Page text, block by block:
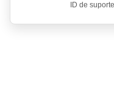
ID de